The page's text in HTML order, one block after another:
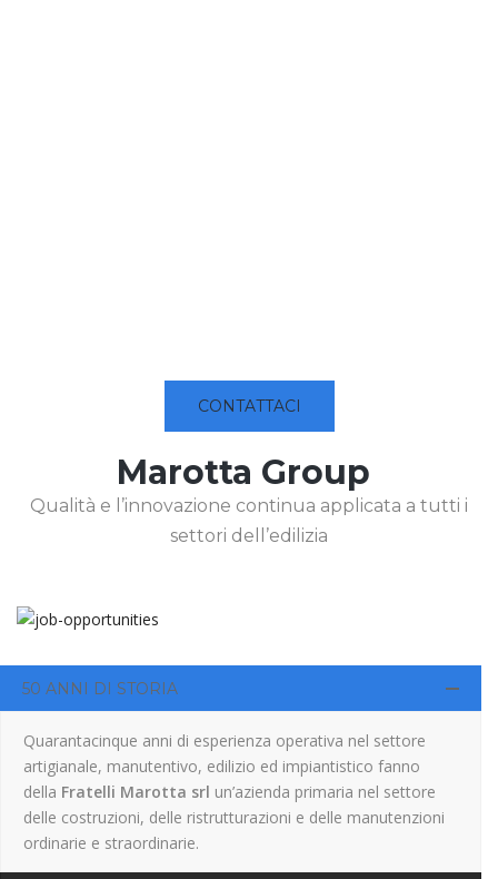
CONTATTACI
Marotta Group
Qualità e l’innovazione continua applicata a tutti i
settori dell’edilizia
50 ANNI DI STORIA
Quarantacinque anni di esperienza operativa nel settore
artigianale, manutentivo, edilizio ed impiantistico fanno
della Fratelli Marotta srl un’azienda primaria nel settore
delle costruzioni, delle ristrutturazioni e delle manutenzioni
ordinarie e straordinarie.